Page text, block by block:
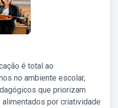
é total ao
no ambiente escolar,
que priorizam
por criatividade